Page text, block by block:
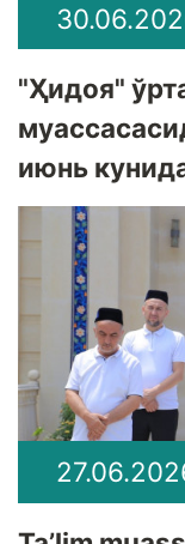
"Ҳидоя"
июнь